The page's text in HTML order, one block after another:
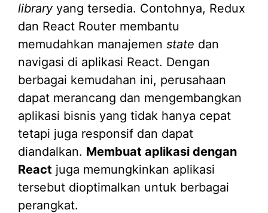
libraryyang tersedia. Contohnya, Redux
dan React Router membantu
memudahkan manajemen state dan
navigasi di aplikasi React. Dengan
berbagai kemudahan ini, perusahaan
dapat merancang dan mengembangkan
aplikasi bisnis yang tidak hanya cepat
tetapi juga responsif dan dapat
diandalkan. Membuat aplikasi dengan
React juga memungkinkan aplikasi
tersebut dioptimalkan untuk berbagai
perangkat.